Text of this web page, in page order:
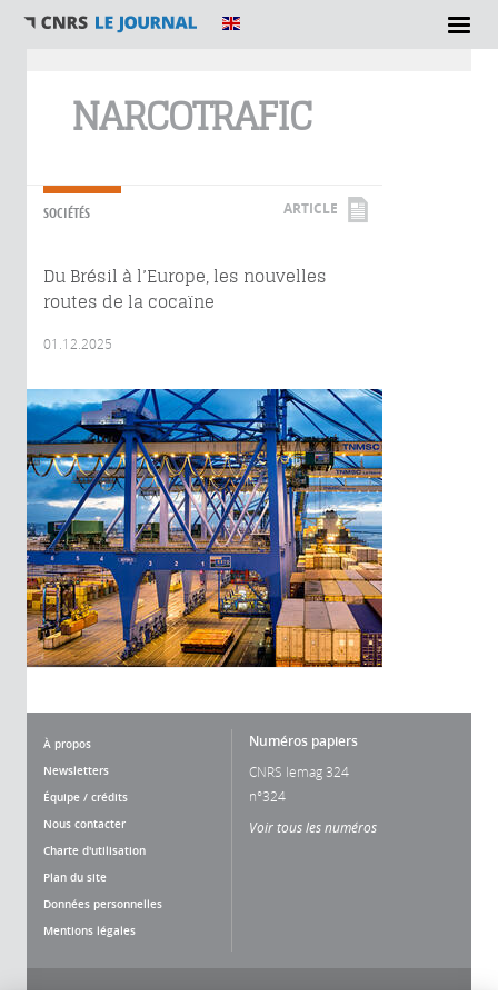
NARCOTRAFIC
SOCIÉTÉS ARTICLE
Du Brésil à l’Europe, les nouvelles
routes de la cocaïne
01.12.2025
À propos
Newsletters
Équipe / crédits
Nous contacter
Charte d'utilisation
Plan du site
Données personnelles
Mentions légales
Numéros papiers
CNRS lemag 324
n°324
Voir tous les numéros